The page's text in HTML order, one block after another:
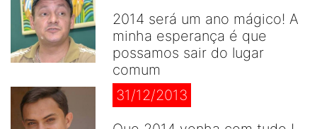
2014 será um ano mágico! A
minha esperança é que
possamos sair do lugar
comum
31/12/2013